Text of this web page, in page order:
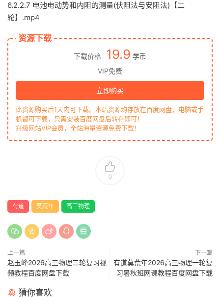
6.2.2.7 电池电动势和内阻的测量(伏阻法与安阻法)【二
轮】.mp4
资源下载
下载价格 19.9 学币
VIP免费
立即购买
此资源购买后1天内可下载。本站资源均存放在百度网盘，电脑或手
机都可下载，只需安装百度网盘后转存即可！
升级网站VIP会员，全站海量资源免费下载！
0
有道 莫荒年 高三物理
上一篇
赵玉峰2026高三物理二轮复习视
频教程百度网盘下载
下一篇
有道莫荒年2026高三物理一轮复
习暑秋班网课教程百度网盘下载
猜你喜欢